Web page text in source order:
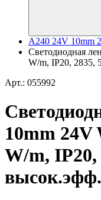
A240 24V 10mm
Светодиодная
W/m, IP20, 2835,
Арт.: 055992
10mm 24V
W/m,